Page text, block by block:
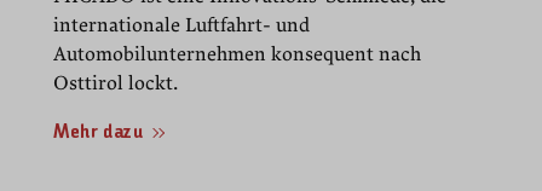
internationale Luftfahrt- und
Automobilunternehmen konsequent nach
Osttirol lockt.
Mehr dazu